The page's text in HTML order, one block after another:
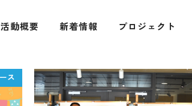
活動概要 新着情報 プロジェクト